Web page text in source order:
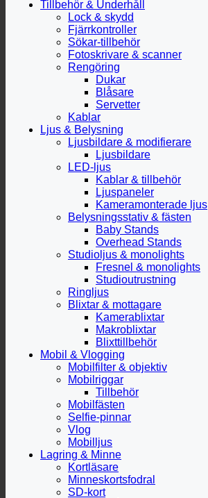
Tillbehör & Underhåll
Lock & skydd
Fjärrkontroller
Sökar-tillbehör
Fotoskrivare & scanner
Rengöring
Dukar
Blåsare
Servetter
Kablar
Ljus & Belysning
Ljusbildare & modifierare
Ljusbildare
LED-ljus
Kablar & tillbehör
Ljuspaneler
Kameramonterade ljus
Belysningsstativ & fästen
Baby Stands
Overhead Stands
Studioljus & monolights
Fresnel & monolights
Studioutrustning
Ringljus
Blixtar & mottagare
Kamerablixtar
Makroblixtar
Blixttillbehör
Mobil & Vlogging
Mobilfilter & objektiv
Mobilriggar
Tillbehör
Mobilfästen
Selfie-pinnar
Vlog
Mobilljus
Lagring & Minne
Kortläsare
Minneskortsfodral
SD-kort